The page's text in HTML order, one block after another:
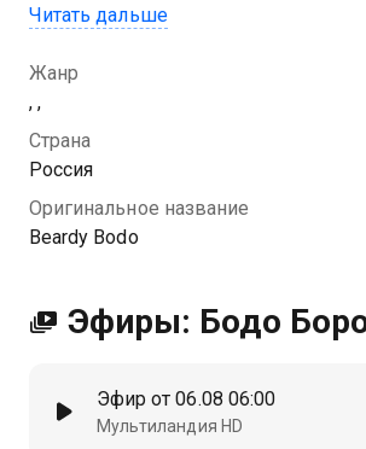
этому у маленьких зрителей
Читать дальше
Жанр
, ,
Страна
Россия
Оригинальное название
Beardy Bodo
Эфиры: Бодо
Эфир от 06.08 06:00
Мультиландия HD